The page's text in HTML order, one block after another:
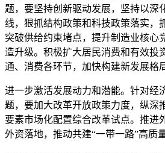
题，要坚持创新驱动发展，坚持以深
线，狠抓结构政策和科技政策落实，
突破供给约束堵点，提升制造业核心
造升级。积极扩大居民消费和有效投
通、消费各环节，加快构建新发展格
进一步激活发展动力和潜能。针对经
题，要加大改革开放政策力度，纵深
要素市场化配置综合改革试点。推进
外资落地，推动共建“一带一路”高质